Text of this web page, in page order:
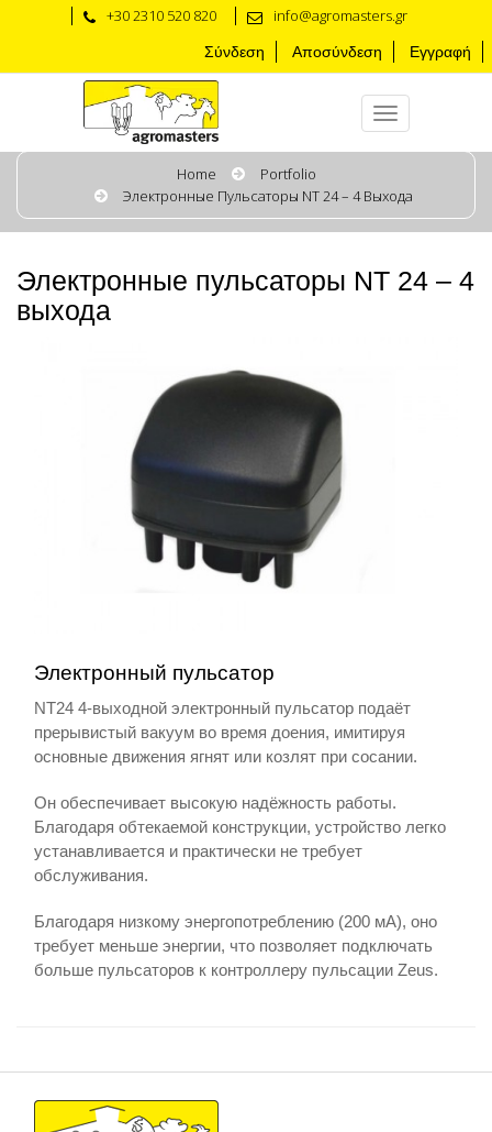
+30 2310 520 820 info@agromasters.gr
Σύνδεση Αποσύνδεση Εγγραφή
Home
Portfolio
Электронные Пульсаторы NT 24 – 4 Выхода
Электронные пульсаторы NT 24 – 4
выхода
Электронный пульсатор
NT24 4-выходной электронный пульсатор подаёт
прерывистый вакуум во время доения, имитируя
основные движения ягнят или козлят при сосании.
Он обеспечивает высокую надёжность работы.
Благодаря обтекаемой конструкции, устройство легко
устанавливается и практически не требует
обслуживания.
Благодаря низкому энергопотреблению (200 мА), оно
требует меньше энергии, что позволяет подключать
больше пульсаторов к контроллеру пульсации Zeus.